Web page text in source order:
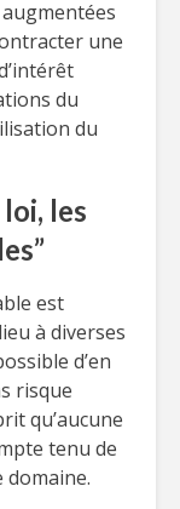
une
du
du
les
est
à diverses
d’en
risque
qu’aucune
tenu de
domaine.